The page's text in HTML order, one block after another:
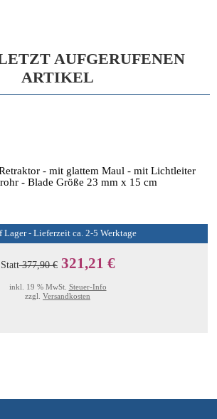
AUFGERUFENEN
ARTIKEL
- mit glattem Maul - mit Lichtleiter
- Blade Größe 23 mm x 15 cm
Lager - Lieferzeit ca. 2-5 Werktage
Statt377,90 € 321,21 €
inkl. 19 % MwSt. Steuer-Info
zzgl. Versandkosten